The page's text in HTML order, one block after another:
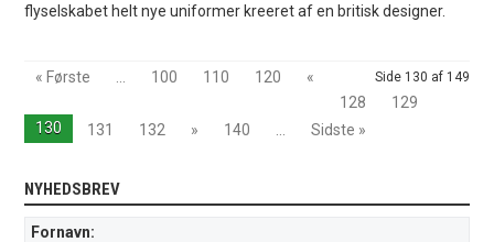
flyselskabet helt nye uniformer kreeret af en britisk designer.
Side 130 af 149
« Første 100 110 120
«
128
129
130
131 132 » 140 Sidste »
NYHEDSBREV
Fornavn: